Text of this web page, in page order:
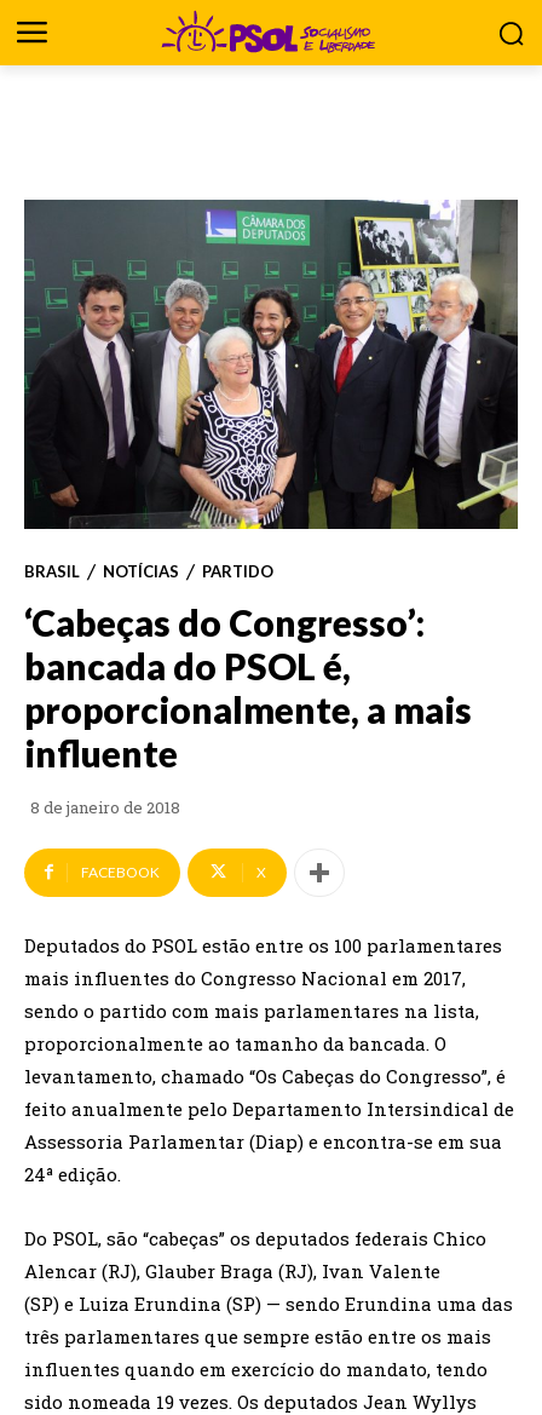
BRASIL NOTÍCIAS PARTIDO
‘Cabeças do Congresso’:
bancada do PSOL é,
proporcionalmente, a mais
influente
8 de janeiro de 2018
FACEBOOK X
Deputados do PSOL estão entre os 100 parlamentares
mais influentes do Congresso Nacional em 2017,
sendo o partido com mais parlamentares na lista,
proporcionalmente ao tamanho da bancada. O
levantamento, chamado “Os Cabeças do Congresso”, é
feito anualmente pelo Departamento Intersindical de
Assessoria Parlamentar (Diap) e encontra-se em sua
24ª edição.
Do PSOL, são “cabeças” os deputados federais Chico
Alencar (RJ), Glauber Braga (RJ), Ivan Valente
(SP) e Luiza Erundina (SP) — sendo Erundina uma das
três parlamentares que sempre estão entre os mais
influentes quando em exercício do mandato, tendo
sido nomeada 19 vezes. Os deputados Jean Wyllys